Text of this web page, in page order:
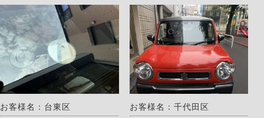
お客様名：台東区
お客様名：千代田区